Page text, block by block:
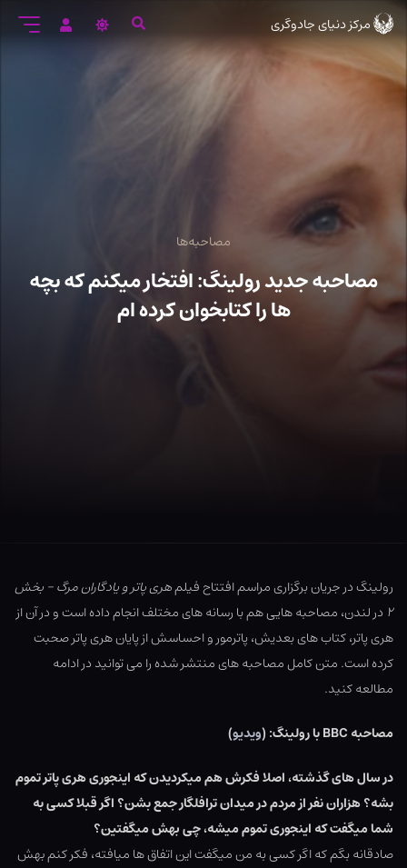
ورود
به
متن
اصلی
مرکز دنیای جادوگری
مصاحبه‌ها
مصاحبه جدید رولینگ: افتخار میکنم که بچه
ها را کتابخوان کرده ام
رولینگ در جریان برگزاری مراسم افتتاح فیلمهری پاتر و یادگاران مرگ – بخش
۲ در لندن، مصاحبه هایی هم با رسانه های مختلف انجام داده است و در آن از
هری پاتر، کتاب های بعدیش، پاترمور و احساسش از پایان هری پاتر صحبت
کرده است. متن کامل مصاحبه های منتشر شده را می توانید در ادامه
مطالعه کنید.
مصاحبه BBC با رولینگ: ( ویدیو)
در سال های گذشته، اصلا فکرش هم میکردیدن که اینجوری هری پاتر تموم
بشه؟ هزاران نفر از مردم در میدان ترافلگار جمع بشن؟ اگر قبلا کسی به
شما میگفت که اینجوری تموم میشه، چی بهش میگفتین؟
صادقانه بگم که اگر کسی به من میگفت این اتفاق ها میافته، فکر کنم بهش